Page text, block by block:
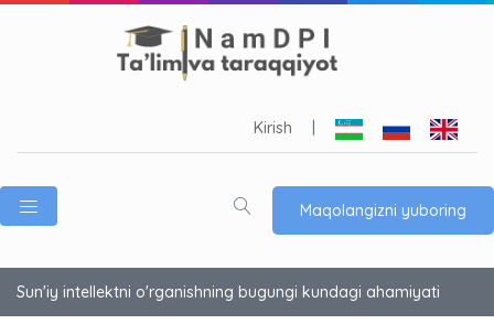
Kirish
Maqolangizni yuboring
Sun'iy intellektni o'rganishning bugungi kundagi ahamiyati